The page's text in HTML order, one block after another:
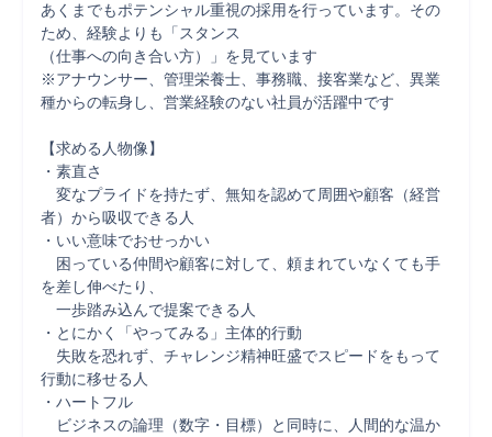
あくまでもポテンシャル重視の採用を行っています。その
ため、経験よりも「スタンス
（仕事への向き合い方）」を見ています
※アナウンサー、管理栄養士、事務職、接客業など、異業
種からの転身し、営業経験のない社員が活躍中です
【求める人物像】
・素直さ
変なプライドを持たず、無知を認めて周囲や顧客（経営
者）から吸収できる人
・いい意味でおせっかい
困っている仲間や顧客に対して、頼まれていなくても手
を差し伸べたり、
一歩踏み込んで提案できる人
・とにかく「やってみる」主体的行動
失敗を恐れず、チャレンジ精神旺盛でスピードをもって
行動に移せる人
・ハートフル
ビジネスの論理（数字・目標）と同時に、人間的な温か